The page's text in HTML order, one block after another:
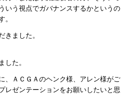
いう視点でガバナンスするかというの
。
きました。
した。
、ＡＣＧＡのヘンク様、アレン様がご
レゼンテーションをお願いしたいと思